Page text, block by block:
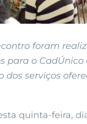
foram
para o CadÚnico
dos serviços
quinta-feira,